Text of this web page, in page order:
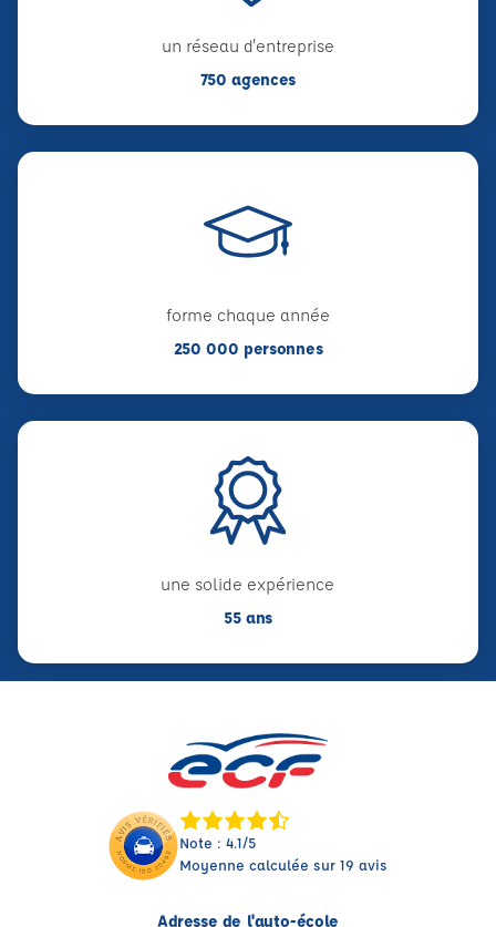
un réseau d'entreprise
750 agences
forme chaque année
250 000 personnes
une solide expérience
55 ans
Note : 4.1/5
Moyenne calculée sur 19 avis
Adresse de l'auto-école